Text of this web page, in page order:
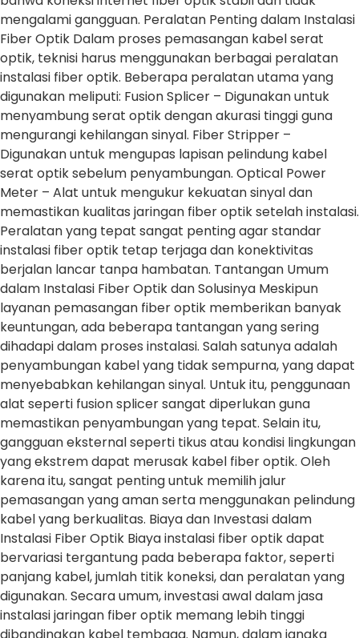
mengalami gangguan. Peralatan Penting dalam Instalasi
Fiber Optik Dalam proses pemasangan kabel serat
optik, teknisi harus menggunakan berbagai peralatan
instalasi fiber optik. Beberapa peralatan utama yang
digunakan meliputi: Fusion Splicer – Digunakan untuk
menyambung serat optik dengan akurasi tinggi guna
mengurangi kehilangan sinyal. Fiber Stripper –
Digunakan untuk mengupas lapisan pelindung kabel
serat optik sebelum penyambungan. Optical Power
Meter – Alat untuk mengukur kekuatan sinyal dan
memastikan kualitas jaringan fiber optik setelah instalasi.
Peralatan yang tepat sangat penting agar standar
instalasi fiber optik tetap terjaga dan konektivitas
berjalan lancar tanpa hambatan. Tantangan Umum
dalam Instalasi Fiber Optik dan Solusinya Meskipun
layanan pemasangan fiber optik memberikan banyak
keuntungan, ada beberapa tantangan yang sering
dihadapi dalam proses instalasi. Salah satunya adalah
penyambungan kabel yang tidak sempurna, yang dapat
menyebabkan kehilangan sinyal. Untuk itu, penggunaan
alat seperti fusion splicer sangat diperlukan guna
memastikan penyambungan yang tepat. Selain itu,
gangguan eksternal seperti tikus atau kondisi lingkungan
yang ekstrem dapat merusak kabel fiber optik. Oleh
karena itu, sangat penting untuk memilih jalur
pemasangan yang aman serta menggunakan pelindung
kabel yang berkualitas. Biaya dan Investasi dalam
Instalasi Fiber Optik Biaya instalasi fiber optik dapat
bervariasi tergantung pada beberapa faktor, seperti
panjang kabel, jumlah titik koneksi, dan peralatan yang
digunakan. Secara umum, investasi awal dalam jasa
instalasi jaringan fiber optik memang lebih tinggi
dibandingkan kabel tembaga. Namun, dalam jangka